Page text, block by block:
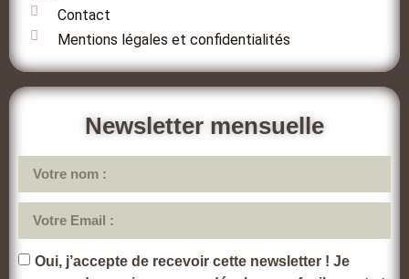
Contact
Mentions légales et confidentialités
Newsletter mensuelle
Oui, j’accepte de recevoir cette newsletter ! Je